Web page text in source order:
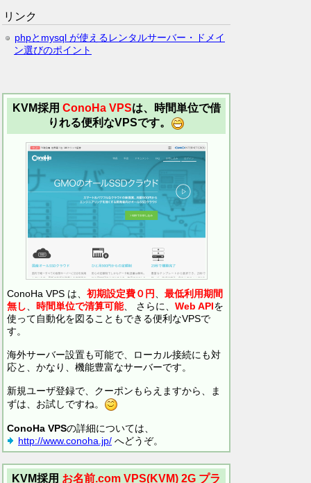
リンク
phpとmysql が使えるレンタルサーバー・ドメイ
ン選びのポイント
KVM採用 ConoHa VPSは、時間単位で借
りれる便利なVPSです。
ConoHa VPS は、 初期設定費０円
最低利用期間
無し
時間単位で清算可能、 さらに、 Web APIを
使って自動化を図ることもできる便利なVPSで
す。
海外サーバー設置も可能で、ローカル接続にも対
応と、かなり、機能豊富なサーバーです。
新規ユーザ登録で、クーポンもらえますから、ま
ずは、お試しですね。
ConoHa VPSの詳細については、
http://www.conoha.jp/ へどうぞ。
KVM採用 お名前.com VPS(KVM) 2G プラ